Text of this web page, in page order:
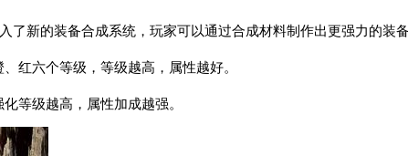
了新的装备合成系统，玩家可以通过合成材料制作出更强力的装备
红六个等级，等级越高，属性越好。
等级越高，属性加成越强。